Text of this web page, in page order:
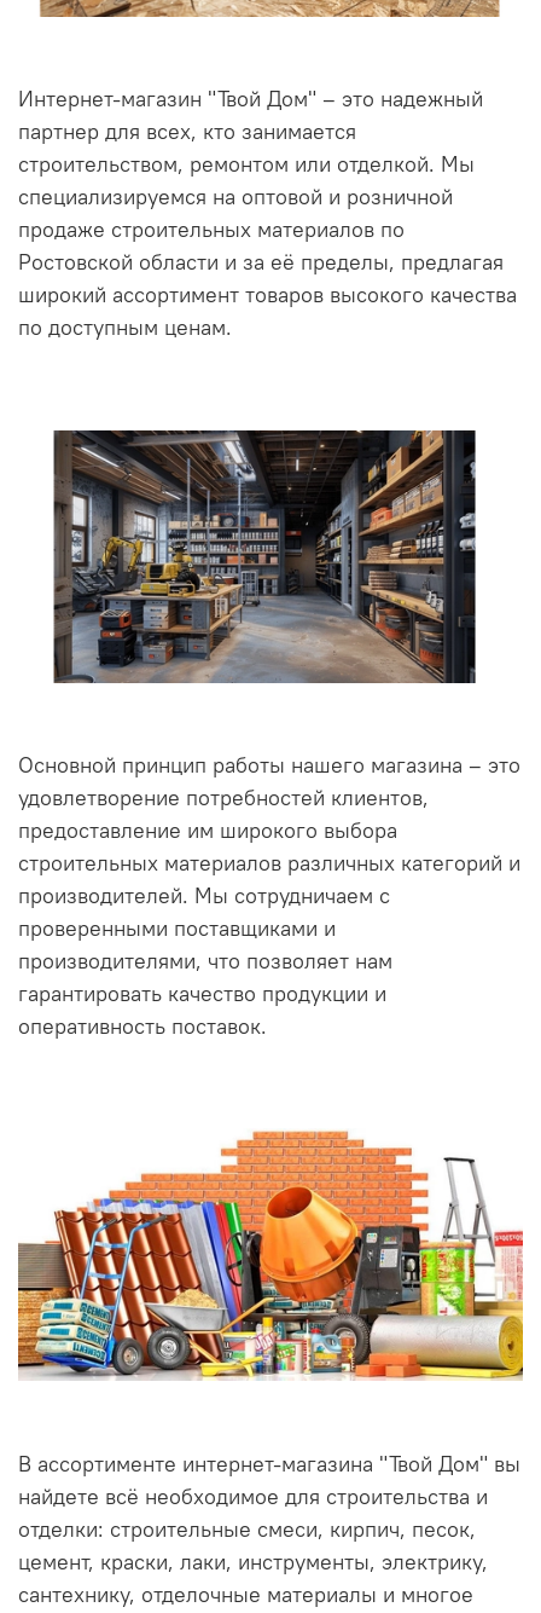
Интернет-магазин "Твой Дом" – это надежный
партнер для всех, кто занимается
строительством, ремонтом или отделкой. Мы
специализируемся на оптовой и розничной
продаже строительных материалов по
Ростовской области и за её пределы, предлагая
широкий ассортимент товаров высокого качества
по доступным ценам.
Основной принцип работы нашего магазина – это
удовлетворение потребностей клиентов,
предоставление им широкого выбора
строительных материалов различных категорий и
производителей. Мы сотрудничаем с
проверенными поставщиками и
производителями, что позволяет нам
гарантировать качество продукции и
оперативность поставок.
В ассортименте интернет-магазина "Твой Дом" вы
найдете всё необходимое для строительства и
отделки: строительные смеси, кирпич, песок,
цемент, краски, лаки, инструменты, электрику,
сантехнику, отделочные материалы и многое